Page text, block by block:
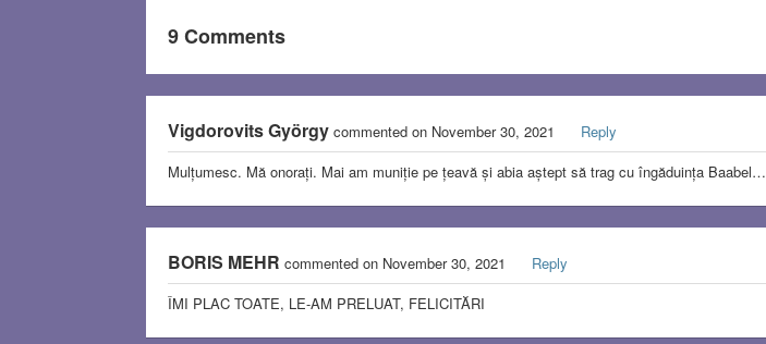
9 Comments
Vigdorovits György commented on November 30, 2021
Reply
Mulțumesc. Mă onorați. Mai am muniție pe țeavă și abia aștept să trag cu îngăduința Baabel…
BORIS MEHR commented on November 30, 2021
Reply
ÎMI PLAC TOATE, LE-AM PRELUAT, FELICITĂRI